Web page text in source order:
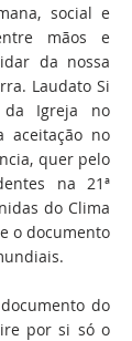
social e
mãos e
da nossa
Laudato Si
Igreja no
aceitação no
quer pelo
na 21ª
do Clima
o documento
do
por si só o